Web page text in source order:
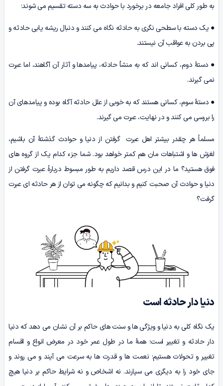
به طور کلی افراد جامعه در برخورد با حوادث به سه دسته تقسیم می شوند؛
● یک دسته با سطحی نگری به حادثه نگاه می کنند و دنبال ریشه یابی حادثه و
پی بردن به عواقب آن نیستند.
● دستۀ دوم، کسانی اند که به منشأ حادثه، پیامدها و آثار آن آگاهند، اما عبرت
نمی گیرند.
● دستۀ سوم، کسانی هستند که به خوبی از علل حادثه آگاه بوده و پیامدهای آن
را بررسی می کنند و در نهایت، عبرت می گیرند.
مسلماً هر چقدر بیشتر اهل عبرت گرفتن از دنیا و حوادث گذشتۀ آن باشیم،
لغزش ها و اشتباهات مان هم کمتر خواهد بود. شما جزء کدام یک از گروه های
فوق هستید؟ ما در این درس قصد داریم به طور مبسوط دربارۀ عبرت گرفتن از
دنیا و حوادث آن صحبت کنیم و بدانیم که چگونه می توان از هر حادثه ای عبرت
گرفت؟
دنیا دار حادثه است
یک نگاه کلی به دنیا و ویژگی ها و سنت های حاکم بر آن نشان می دهد که دنیا
دار حادثه و تغییر است؛ همۀ ما در طول عمر خود در معرض انواع و اقسام
تغییر و تحولات هستیم؛ نعمت ها و قدرت ها به سرعت مى آیند و مى روند و
جاى خود را به دیگرى مى سپارند. نه اشخاص و نه شرایط حاکم بر دنیا هیچ